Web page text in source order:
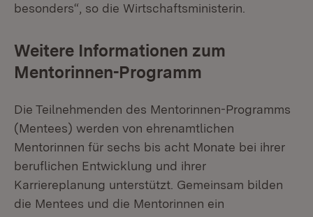
besonders“, so die Wirtschaftsministerin.
Weitere Informationen zum
Mentorinnen-Programm
Die Teilnehmenden des Mentorinnen-Programms
(Mentees) werden von ehrenamtlichen
Mentorinnen für sechs bis acht Monate bei ihrer
beruflichen Entwicklung und ihrer
Karriereplanung unterstützt. Gemeinsam bilden
die Mentees und die Mentorinnen ein